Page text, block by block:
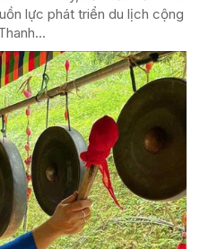
lực phát triển du lịch cộng